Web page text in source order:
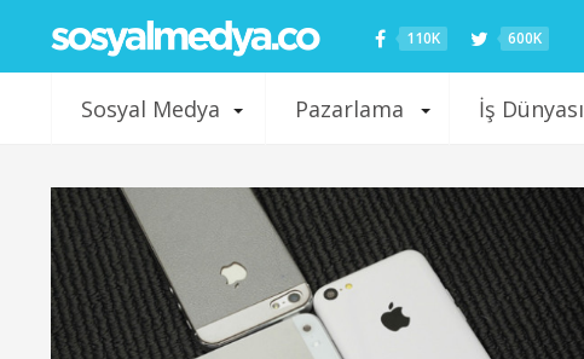
110K 600K
Sosyal Medya Pazarlama İş Dünyası